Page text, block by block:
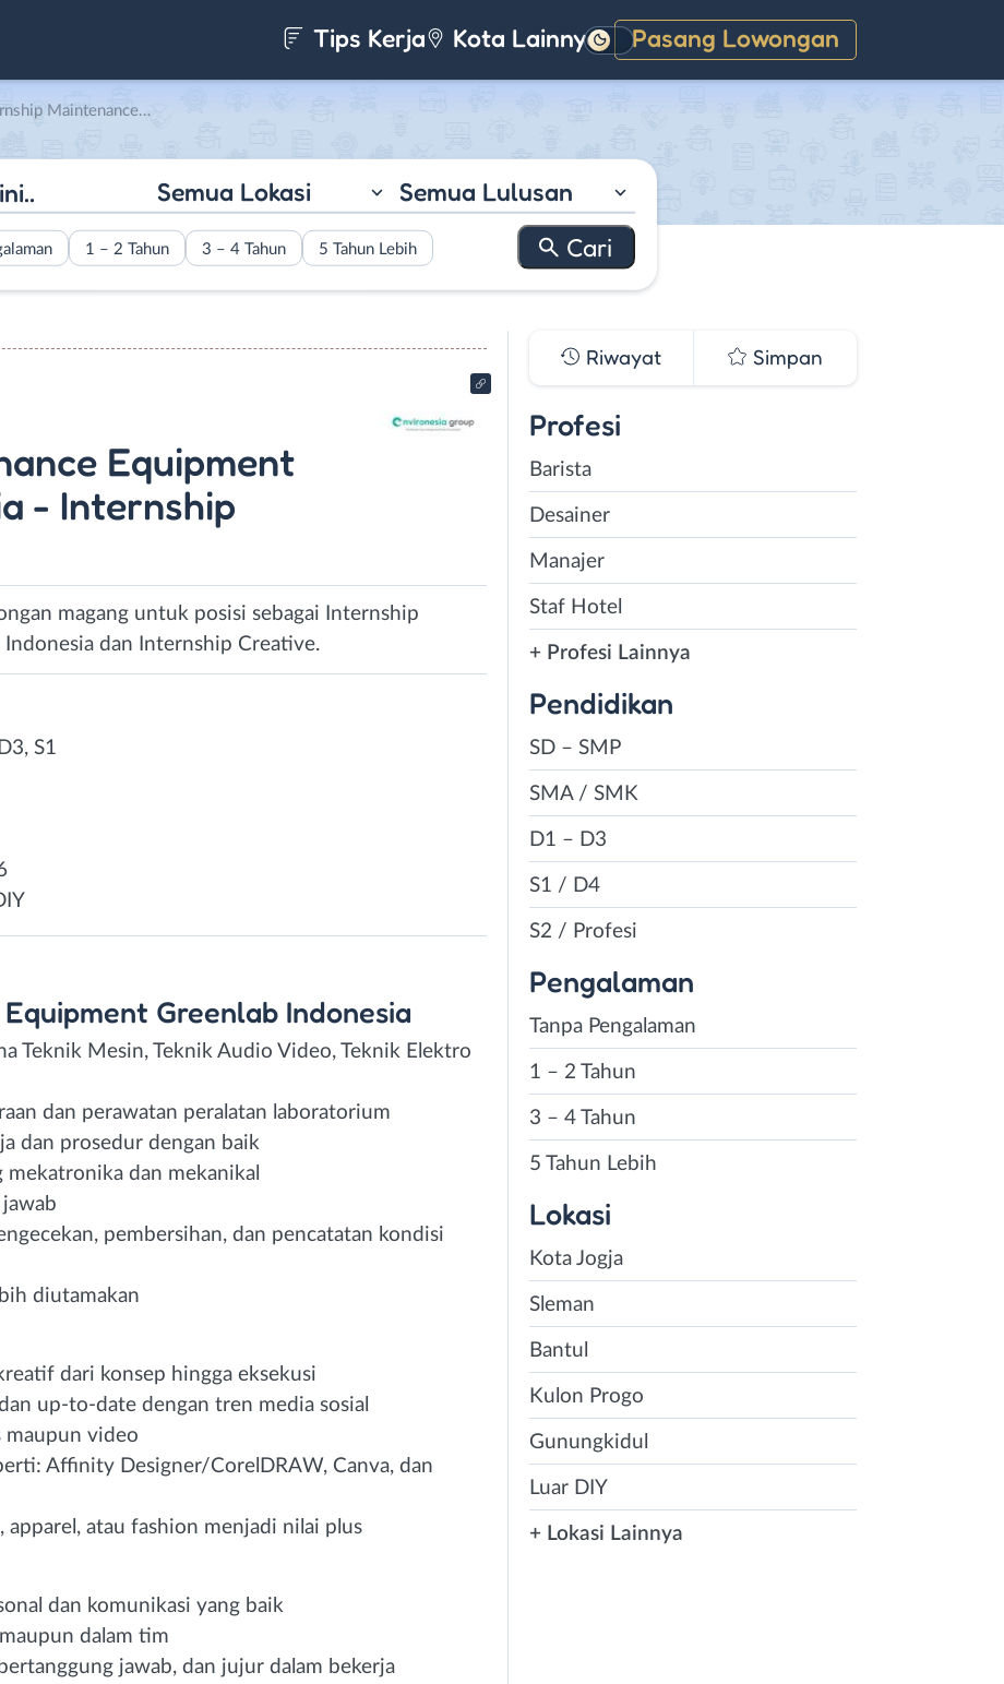
Tips Kerja Kota Lainnya Pasang Lowongan
Gelap
Indonesia – Internship Creative di Environesia
Semua Lokasi Semua Lulusan
1 – 2 Tahun 3 – 4 Tahun 5 Tahun Lebih
Equipment
- Internship
magang untuk posisi sebagai Internship
dan Internship Creative.
S1
Greenlab Indonesia
Teknik Mesin, Teknik Audio Video, Teknik Elektro
dan perawatan peralatan laboratorium
dan prosedur dengan baik
dan mekanikal
pembersihan, dan pencatatan kondisi
diutamakan
dari konsep hingga eksekusi
up-to-date dengan tren media sosial
maupun video
Affinity Designer/CorelDRAW, Canva, dan
apparel, atau fashion menjadi nilai plus
dan komunikasi yang baik
dalam tim
jawab, dan jujur dalam bekerja
Riwayat Simpan
Profesi
Barista
Desainer
Manajer
Staf Hotel
+ Profesi Lainnya
Pendidikan
SD – SMP
SMA / SMK
D1 – D3
S1 / D4
S2 / Profesi
Pengalaman
Tanpa Pengalaman
1 – 2 Tahun
3 – 4 Tahun
5 Tahun Lebih
Lokasi
Kota Jogja
Sleman
Bantul
Kulon Progo
Gunungkidul
Luar DIY
+ Lokasi Lainnya